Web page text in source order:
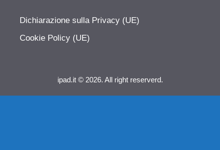
Dichiarazione sulla Privacy (UE)
Cookie Policy (UE)
ipad.it © 2026. All right reserverd.